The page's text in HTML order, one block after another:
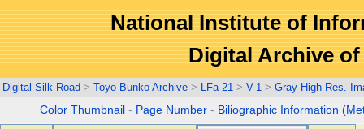
National Institute of
Digital Archive
Digital Silk Road > Toyo Bunko Archive > LFa-21 > V-1 > Gray High Res.
Color Thumbnail - Page Number - Biliographic Information